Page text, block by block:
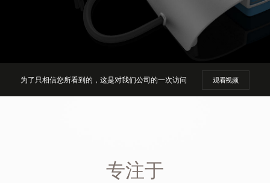
为了只相信您所看到的 ，这是对我们公司的一次访问 观看视频
专注于